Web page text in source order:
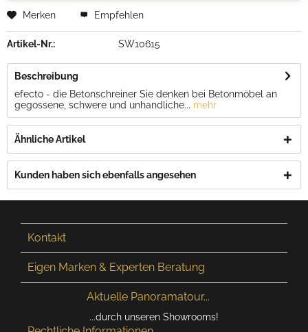
Merken Empfehlen
Artikel-Nr.: SW10615
Beschreibung
efecto - die Betonschreiner Sie denken bei Betonmöbel an
gegossene, schwere und unhandliche... mehr
Ähnliche Artikel
Kunden haben sich ebenfalls angesehen
Kontakt
Eigen Marken & Experten Beratung
Aktuelle Panoramatour...
...durch unseren Showrooms!